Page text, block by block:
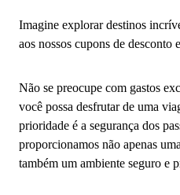
Imagine explorar destinos
aos nossos cupons de desconto
Não se preocupe com gastos
você possa desfrutar de uma
prioridade é a segurança dos
proporcionamos não apenas
também um ambiente seguro e